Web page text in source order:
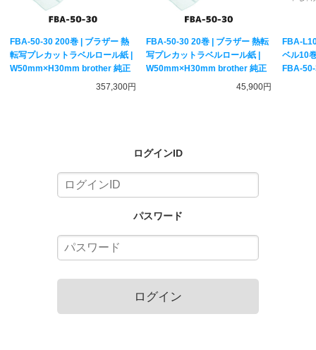
FBA-50-30 200巻 | ブラザー 熱
転写プレカットラベルロール紙 |
W50mm×H30mm brother 純正
357,300円
FBA-50-30 20巻 | ブラザー 熱転
写プレカットラベルロール紙 |
W50mm×H30mm brother 純正
45,900円
FBA-
ベル10
FBA-
ログインID
パスワード
ログイン